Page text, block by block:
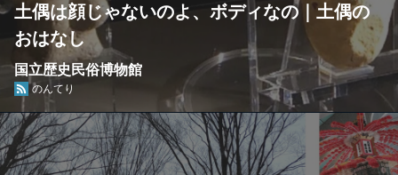
土偶は顔じゃないのよ、ボディなの｜土偶の
おはなし
国立歴史民俗博物館
のんてり